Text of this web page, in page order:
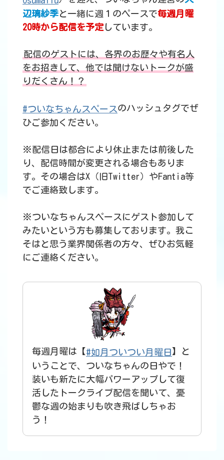
辺璃紗季と一緒に週１のペースで毎週月曜
20時から配信を予定 しています。
配信のゲストには、各界のお歴々や有名人
をお招きして、他では聞けないトークが盛
りだくさん！？
#ついなちゃんスペースのハッシュタグでぜ
ひご参加ください。
※配信日は都合により休止または前後した
り、配信時間が変更される場合もありま
す。その場合はX（旧Twitter）やFantia等
でご連絡致します。
※ついなちゃんスペースにゲスト参加して
みたいという方も募集しております。我こ
そはと思う業界関係者の方々、ぜひお気軽
にご連絡ください。
毎週月曜は【#如月ついつい月曜日】と
いうことで、ついなちゃんの日やで！
装いも新たに大幅パワーアップして復
活したトークライブ配信を聞いて、憂
鬱な週の始まりも吹き飛ばしちゃお
う！